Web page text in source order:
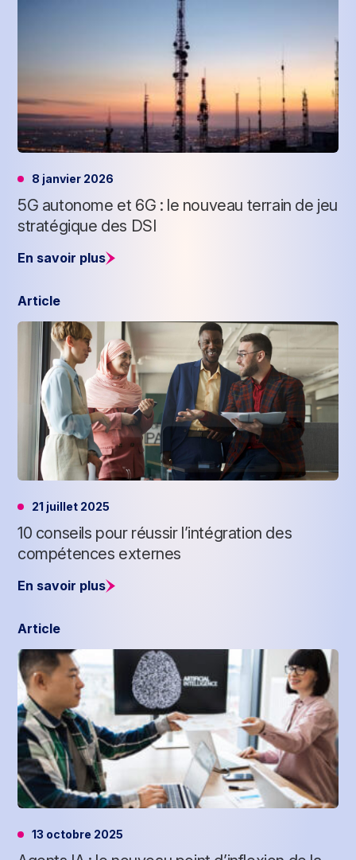
8 janvier 2026
5G autonome et 6G : le nouveau terrain de jeu
stratégique des DSI
En savoir plus
Article
21 juillet 2025
10 conseils pour réussir l’intégration des
compétences externes
En savoir plus
Article
13 octobre 2025